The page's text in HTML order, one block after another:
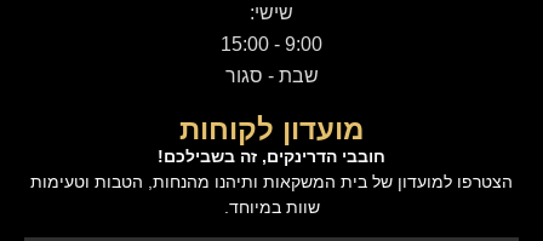
שישי:
9:00 - 15:00
שבת - סגור
מועדון לקוחות
חובבי הדרינקים, זה בשבילכם!
הצטרפו למועדון של בית המשקאות ותיהנו מהנחות, הטבות וטעימות
שוות במיוחד.